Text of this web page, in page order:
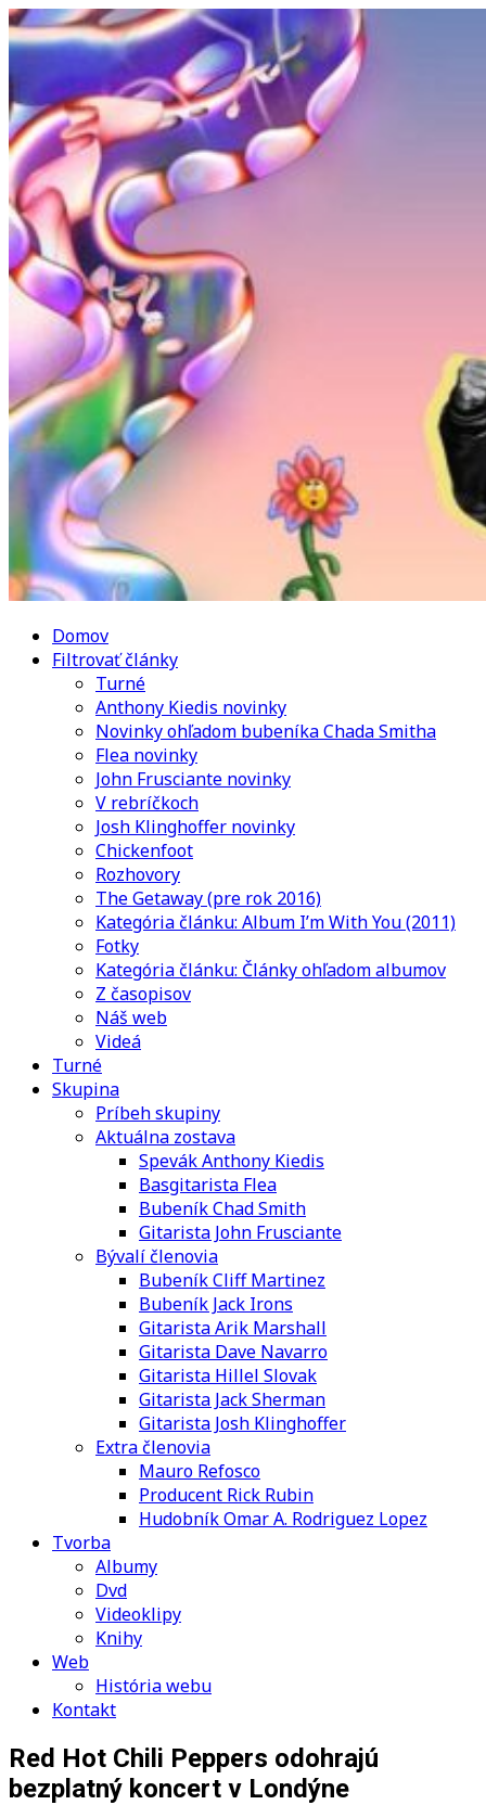
Domov
Filtrovať články
Turné
Anthony Kiedis novinky
Novinky ohľadom bubeníka Chada Smitha
Flea novinky
John Frusciante novinky
V rebríčkoch
Josh Klinghoffer novinky
Chickenfoot
Rozhovory
The Getaway (pre rok 2016)
Kategória článku: Album I’m With You (2011)
Fotky
Kategória článku: Články ohľadom albumov
Z časopisov
Náš web
Videá
Turné
Skupina
Príbeh skupiny
Aktuálna zostava
Spevák Anthony Kiedis
Basgitarista Flea
Bubeník Chad Smith
Gitarista John Frusciante
Bývalí členovia
Bubeník Cliff Martinez
Bubeník Jack Irons
Gitarista Arik Marshall
Gitarista Dave Navarro
Gitarista Hillel Slovak
Gitarista Jack Sherman
Gitarista Josh Klinghoffer
Extra členovia
Mauro Refosco
Producent Rick Rubin
Hudobník Omar A. Rodriguez Lopez
Tvorba
Albumy
Dvd
Videoklipy
Knihy
Web
História webu
Kontakt
Red Hot Chili Peppers odohrajú
bezplatný koncert v Londýne